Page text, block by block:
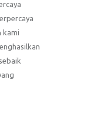
kami